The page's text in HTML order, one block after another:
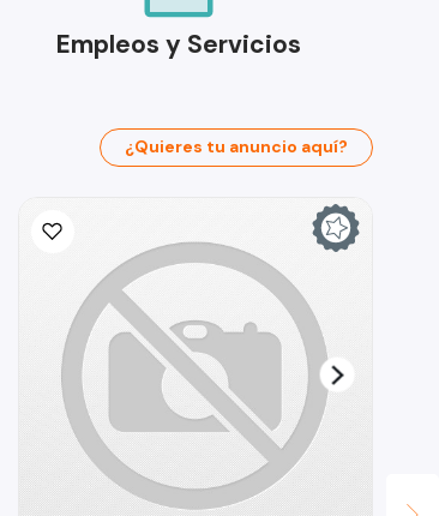
Empleos y Servicios
¿Quieres tu anuncio aquí?